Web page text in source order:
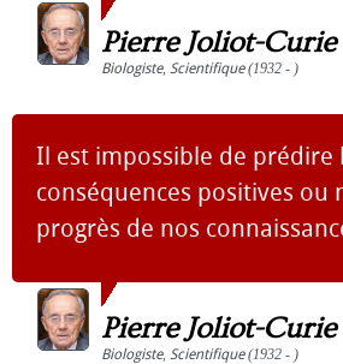
Pierre Joliot-Curie
Biologiste, Scientifique(1932 - )
Il est impossible de prédire
conséquences positives ou
progrès de nos
Pierre Joliot-Curie
Biologiste, Scientifique(1932 - )